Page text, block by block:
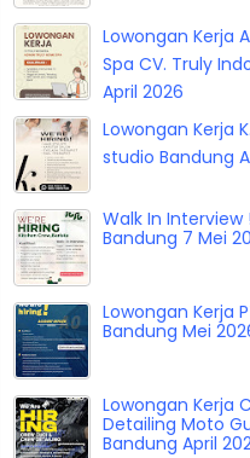
Lowongan Kerja
Spa CV. Truly
April 2026
Lowongan Kerja
studio Bandung
Walk In Interview
Bandung 7 Mei
Lowongan Kerja
Bandung Mei
Lowongan Kerja
Detailing Moto
Bandung April